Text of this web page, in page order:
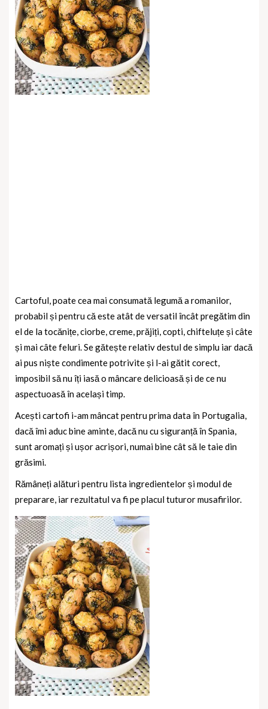
Cartoful, poate cea mai consumată legumă a romanilor,
probabil și pentru că este atât de versatil încât pregătim din
el de la tocănițe, ciorbe, creme, prăjiți, copti, chifteluțe și câte
și mai câte feluri. Se gătește relativ destul de simplu iar dacă
ai pus niște condimente potrivite și l-ai gătit corect,
imposibil să nu îți iasă o mâncare delicioasă și de ce nu
aspectuoasă în același timp.
Acești cartofi i-am mâncat pentru prima data în Portugalia,
dacă îmi aduc bine aminte, dacă nu cu siguranță în Spania,
sunt aromați și ușor acrișori, numai bine cât să le taie din
grăsimi.
Rămâneți alături pentru lista ingredientelor și modul de
preparare, iar rezultatul va fi pe placul tuturor musafirilor.